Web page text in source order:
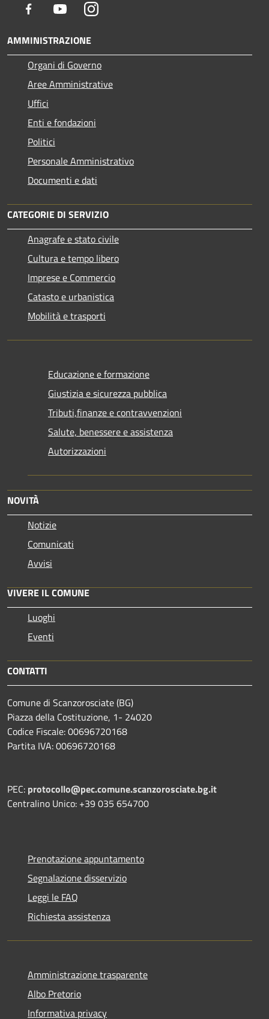
Facebook YoutubeInstagram
AMMINISTRAZIONE
Organi di Governo
Aree Amministrative
Uffici
Enti e fondazioni
Politici
Personale Amministrativo
Documenti e dati
CATEGORIE DI SERVIZIO
Anagrafe e stato civile
Cultura e tempo libero
Imprese e Commercio
Catasto e urbanistica
Mobilità e trasporti
Educazione e formazione
Giustizia e sicurezza pubblica
Tributi,finanze e contravvenzioni
Salute, benessere e assistenza
Autorizzazioni
NOVITÀ
Notizie
Comunicati
Avvisi
VIVERE IL COMUNE
Luoghi
Eventi
CONTATTI
Comune di Scanzorosciate (BG)
Piazza della Costituzione, 1- 24020
Codice Fiscale: 00696720168
Partita IVA: 00696720168
PEC: protocollo@pec.comune.scanzorosciate.bg.it
Centralino Unico: +39 035 654700
Prenotazione appuntamento
Segnalazione disservizio
Leggi le FAQ
Richiesta assistenza
Amministrazione trasparente
Albo Pretorio
Informativa privacy